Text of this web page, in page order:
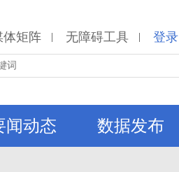
体矩阵 | 无障碍工具 | 登录
闻动态 数据发布